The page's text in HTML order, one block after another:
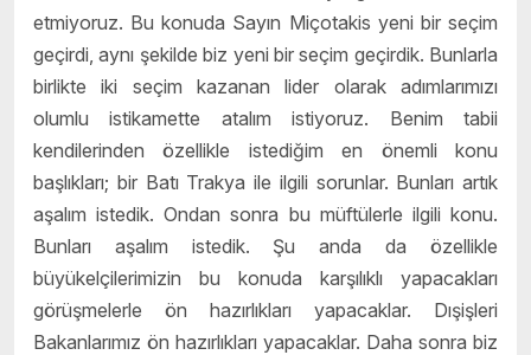
etmiyoruz. Bu konuda Sayın Miçotakis yeni bir seçim
geçirdi, aynı şekilde biz yeni bir seçim geçirdik. Bunlarla
birlikte iki seçim kazanan lider olarak adımlarımızı
olumlu istikamette atalım istiyoruz. Benim tabii
kendilerinden özellikle istediğim en önemli konu
başlıkları; bir Batı Trakya ile ilgili sorunlar. Bunları artık
aşalım istedik. Ondan sonra bu müftülerle ilgili konu.
Bunları aşalım istedik. Şu anda da özellikle
büyükelçilerimizin bu konuda karşılıklı yapacakları
görüşmelerle ön hazırlıkları yapacaklar. Dışişleri
Bakanlarımız ön hazırlıkları yapacaklar. Daha sonra biz